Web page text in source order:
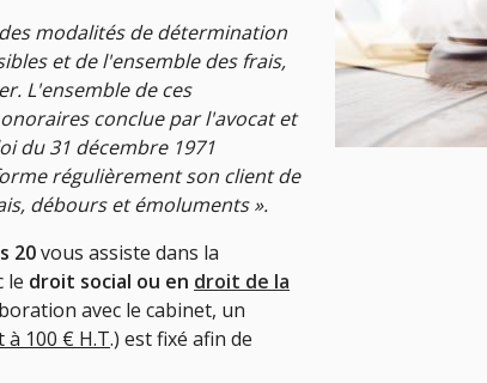
modalités de détermination
et de l'ensemble des frais,
L'ensemble de ces
conclue par l'avocat et
du 31 décembre 1971
régulièrement son client de
débours et émoluments».
20vous assiste dans la
le droit social ou en droit de la
avec le cabinet, un
100 € H.T.) est fixé afin de